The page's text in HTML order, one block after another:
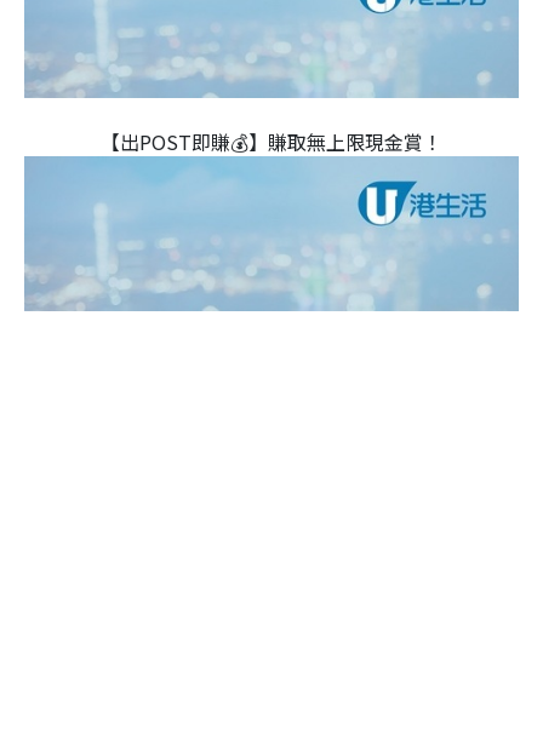
【出POST即賺💰】賺取無上限現金賞！